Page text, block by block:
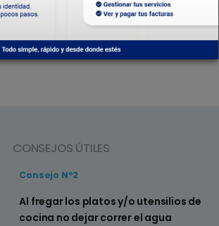
CONSEJOS ÚTILES
Consejo Nº2
Al fregar los platos y/o utensilios de
cocina no dejar correr el agua